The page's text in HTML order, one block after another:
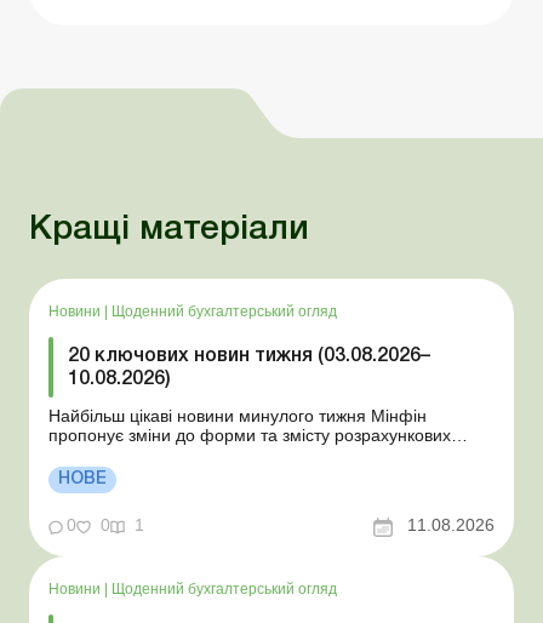
Кращі матеріали
Новини Щоденний бухгалтерський огляд
20 ключових новин тижня (03.08.2026–
10.08.2026)
Найбільш цікаві новини минулого тижня Мінфін
пропонує зміни до форми та змісту розрахункових
практичних ситуацій: лист від 10.07.2026 НБУ
унормовав порядок примусового списання коштів без
нової Об’є...
НОВЕ
0 0 1 11.08.2026
Новини | Щоденний бухгалтерський огляд